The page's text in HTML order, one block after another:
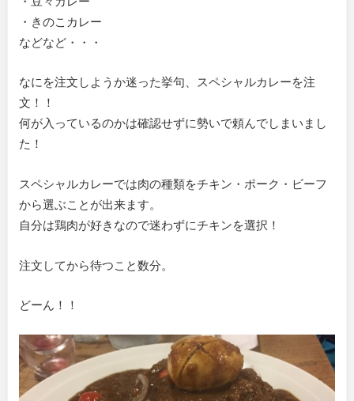
・きのこカレー
などなど・・・
なにを注文しようか迷った挙句、スペシャルカレーを注
文！！
何が入っているのかは確認せずに勢いで頼んでしまいまし
た！
スペシャルカレーでは肉の種類をチキン・ポーク・ビーフ
から選ぶことが出来ます。
自分は鶏肉が好きなので迷わずにチキンを選択！
注文してから待つこと数分。
どーん！！